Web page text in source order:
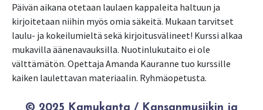
Päivän aikana otetaan laulaen kappaleita haltuun ja
kirjoitetaan niihin myös omia säkeitä. Mukaan tarvitset
laulu- ja kokeilumieltä sekä kirjoitusvälineet! Kurssi alkaa
mukavilla äänenavauksilla. Nuotinlukutaito ei ole
välttämätön. Opettaja Amanda Kauranne tuo kurssille
kaiken laulettavan materiaalin. Ryhmäopetusta.